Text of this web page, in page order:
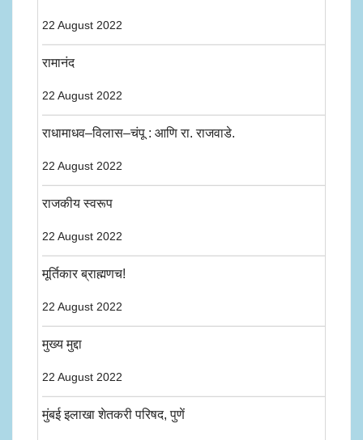
22 August 2022
रामानंद
22 August 2022
राधामाधव–विलास–चंपू : आणि रा. राजवाडे.
22 August 2022
राजकीय स्वरूप
22 August 2022
मूर्तिकार ब्राह्मणच!
22 August 2022
मुख्य मुद्दा
22 August 2022
मुंबई इलाखा शेतकरी परिषद, पुणें